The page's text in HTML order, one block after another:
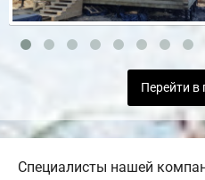
Перейти в
Специалисты нашей